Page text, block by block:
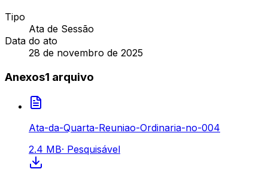
Tipo
Ata de Sessão
Data do ato
28 de novembro de 2025
Anexos1 arquivo
Ata-da-Quarta-Reuniao-Ordinaria-no-004
2.4 MB· Pesquisável